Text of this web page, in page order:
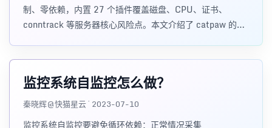
制、零依赖，内置 27 个插件覆盖磁盘、CPU、证书、
conntrack 等服务器核心风险点。本文介绍了 catpaw 的设
你自己的监控插件。
监控系统自监控怎么做？
秦晓辉@快猫星云 · 2023-07-10
监控系统自监控要避免循环依赖：正常情况采集